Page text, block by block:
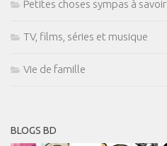
Petites choses sympas à savoir
TV, films, séries et musique
Vie de famille
BLOGS BD